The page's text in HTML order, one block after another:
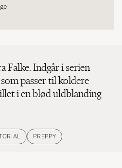
Falke. Indgår i serien
passer til koldere
i en blød uldblanding
PREPPY